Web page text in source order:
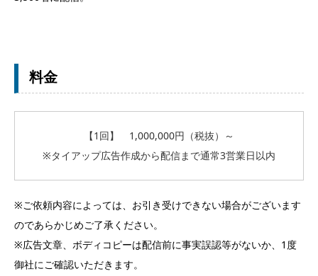
料金
【1回】 1,000,000円（税抜）～
※タイアップ広告作成から配信まで通常3営業日以内
※ご依頼内容によっては、お引き受けできない場合がございます
のであらかじめご了承ください。
※広告文章、ボディコピーは配信前に事実誤認等がないか、1度
御社にご確認いただきます。